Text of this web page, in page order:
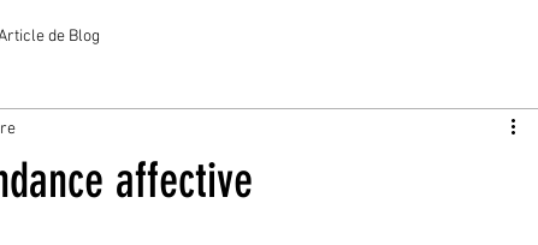
de Blog
affective